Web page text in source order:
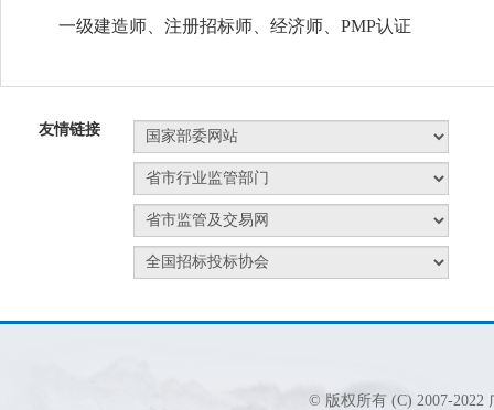
一级建造师、注册招标师、经济师、PMP认证
友情链接
© 版权所有 (C) 2007-2022